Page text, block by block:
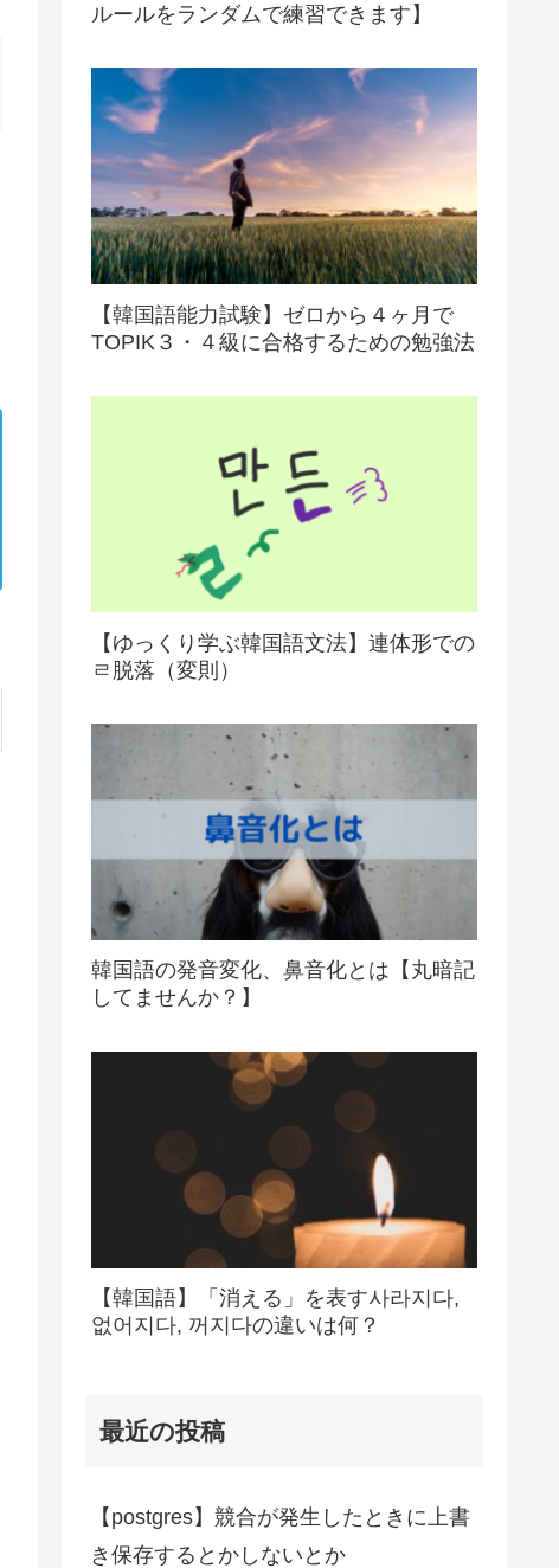
ルールをランダムで練習できます】
【韓国語能力試験】ゼロから４ヶ月で
TOPIK３・４級に合格するための勉強法
【ゆっくり学ぶ韓国語文法】連体形での
ㄹ脱落（変則）
韓国語の発音変化、鼻音化とは【丸暗記
してませんか？】
【韓国語】「消える」を表す사라지다,
없어지다, 꺼지다の違いは何？
最近の投稿
【postgres】競合が発生したときに上書
き保存するとかしないとか